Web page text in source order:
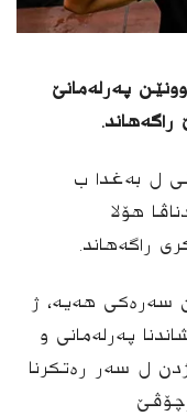
پەرلەمانێ
ل بەغدا ب
هۆلا
راگەهاند.
سەرەکی هەیە، ژ
پەرلەمانی و
ل سەر رەتکرنا